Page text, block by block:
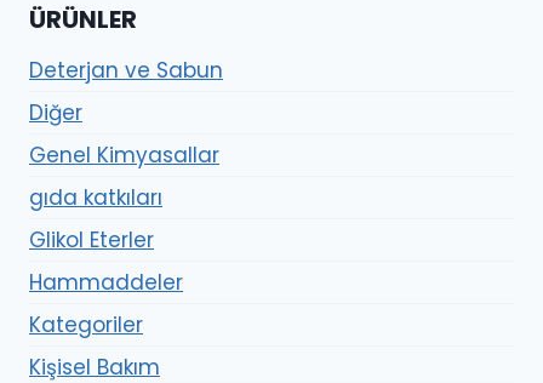
ÜRÜNLER
Deterjan ve Sabun
Diğer
Genel Kimyasallar
gıda katkıları
Glikol Eterler
Hammaddeler
Kategoriler
Kişisel Bakım